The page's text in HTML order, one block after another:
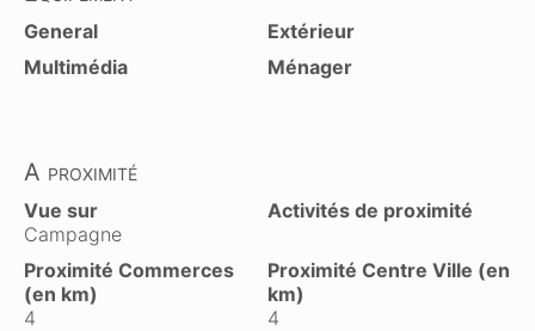
General
Extérieur
Multimédia
Ménager
A proximité
Vue sur
Campagne
Activités de proximité
Proximité Commerces
(en km)
4
Proximité Centre Ville (en
km)
4